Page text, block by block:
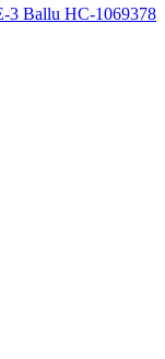
3 Ballu НС-1069378